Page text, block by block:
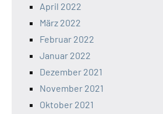
April 2022
März 2022
Februar 2022
Januar 2022
Dezember 2021
November 2021
Oktober 2021